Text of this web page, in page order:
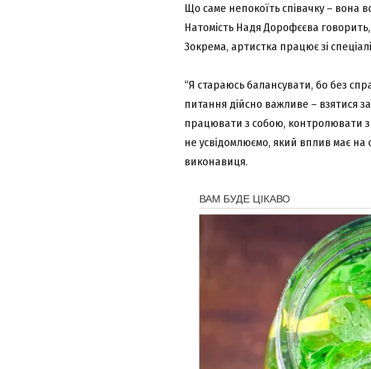
Що саме непокоїть співачку – вона
Натомість Надя Дорофєєва
Зокрема, артистка працює зі
“Я стараюсь балансувати, бо без
питання дійсно важливе – взятися
працювати з собою, контролювати з
не усвідомлюємо, який вплив має на
виконавиця.